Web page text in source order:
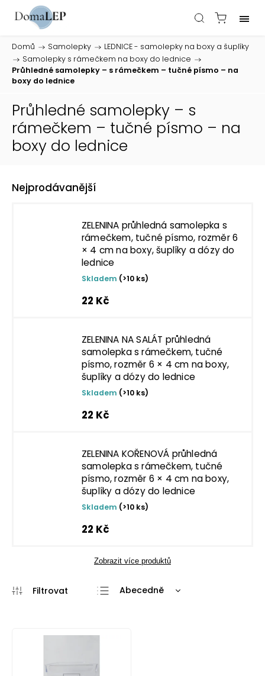
Domů / Samolepky /
LEDNICE - samolepky na boxy a šuplíky
/
Samolepky s rámečkem na boxy do lednice /
Průhledné samolepky – s rámečkem – tučné písmo – na
boxy do lednice
Průhledné samolepky – s
rámečkem – tučné písmo – na
boxy do lednice
Nejprodávanější
ZELENINA průhledná samolepka s
rámečkem, tučné písmo, rozměr 6
× 4 cm na boxy, šuplíky a dózy do
lednice
Skladem (>10 ks)
22 Kč
ZELENINA NA SALÁT průhledná
samolepka s rámečkem, tučné
písmo, rozměr 6 × 4 cm na boxy,
šuplíky a dózy do lednice
Skladem (>10 ks)
22 Kč
ZELENINA KOŘENOVÁ průhledná
samolepka s rámečkem, tučné
písmo, rozměr 6 × 4 cm na boxy,
šuplíky a dózy do lednice
Skladem (>10 ks)
22 Kč
Zobrazit více produktů
Abecedně